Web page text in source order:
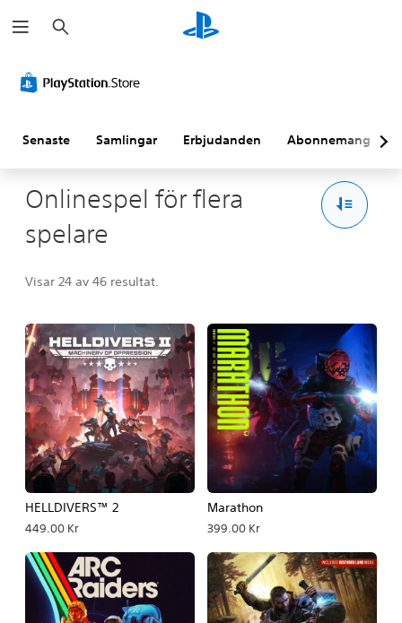
ö
k
Senaste Samlingar Erbjudanden Abonnemang
Onlinespel för flera
spelare
Visar 24 av 46 resultat.
HELLDIVERS™ 2
449.00 Kr
Marathon
399.00 Kr